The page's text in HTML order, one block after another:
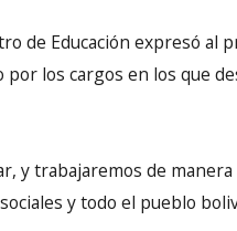
de Educación expresó al
los cargos en los que
y trabajaremos de
y todo el pueblo